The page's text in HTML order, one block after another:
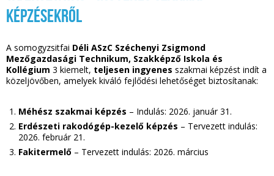
képzésekről
A somogyzsitfai Déli ASzC Széchenyi Zsigmond
Mezőgazdasági Technikum, Szakképző Iskola és
Kollégium 3 kiemelt, teljesen ingyenes szakmai képzést indít a
közeljövőben, amelyek kiváló fejlődési lehetőséget biztosítanak:
Méhész szakmai képzés – Indulás: 2026. január 31.
Erdészeti rakodógép-kezelő képzés – Tervezett indulás:
2026. február 21.
Fakitermelő – Tervezett indulás: 2026. március